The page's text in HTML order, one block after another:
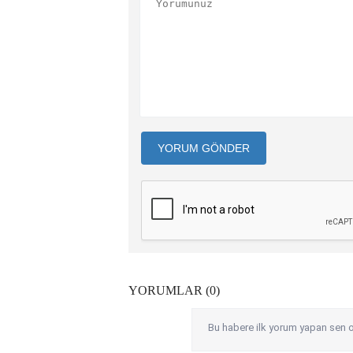
YORUM GÖNDER
YORUMLAR (0)
Bu habere ilk yorum yapan sen